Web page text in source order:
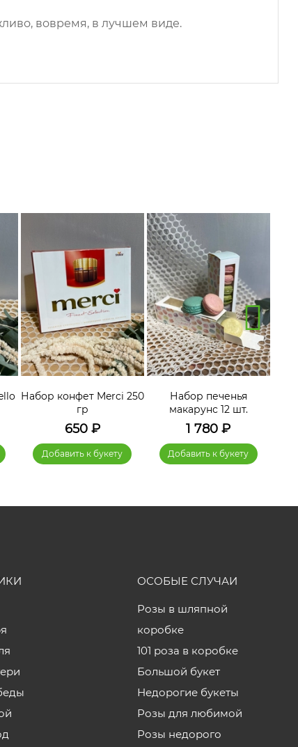
вовремя, в лучшем виде.
Набор конфет Merci 250
гр
650₽
Добавить к букету
Набор печенья
макарунс 12 шт.
1 780 ₽
Добавить к букету
ОСОБЫЕ СЛУЧАИ
Розы в шляпной
коробке
101 роза в коробке
Большой букет
Недорогие букеты
Розы для любимой
Розы недорого